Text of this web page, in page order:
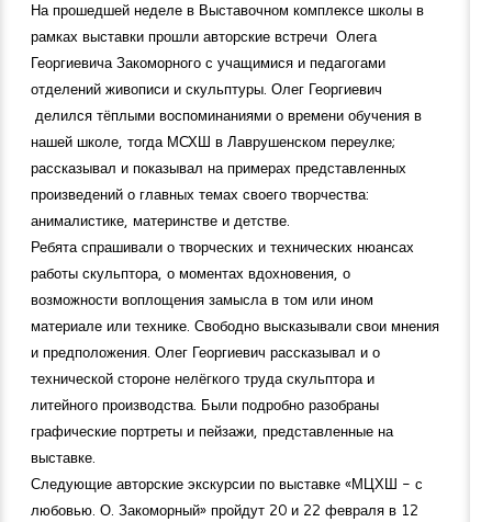
На прошедшей неделе в Выставочном комплексе школы в
рамках выставки прошли авторские встречи Олега
Георгиевича Закоморного с учащимися и педагогами
отделений живописи и скульптуры. Олег Георгиевич
делился тёплыми воспоминаниями о времени обучения в
нашей школе, тогда МСХШ в Лаврушенском переулке;
рассказывал и показывал на примерах представленных
произведений о главных темах своего творчества:
анималистике, материнстве и детстве.
Ребята спрашивали о творческих и технических нюансах
работы скульптора, о моментах вдохновения, о
возможности воплощения замысла в том или ином
материале или технике. Свободно высказывали свои мнения
и предположения. Олег Георгиевич рассказывал и о
технической стороне нелёгкого труда скульптора и
литейного производства. Были подробно разобраны
графические портреты и пейзажи, представленные на
выставке.
Следующие авторские экскурсии по выставке «МЦХШ - с
любовью. О. Закоморный» пройдут 20 и 22 февраля в 12